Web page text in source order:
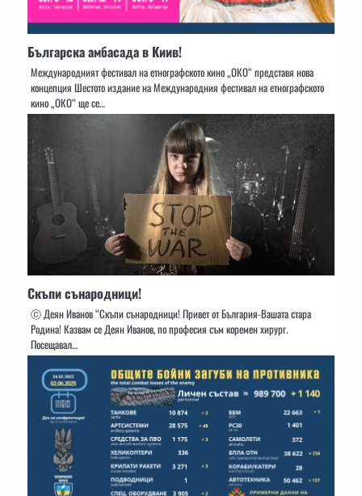
Българска амбасада в Киив!
Международният фестивал на етнографското кино „ОКО“ представя нова
концепция Шестото издание на Международния фестивал на етнографското
кино „ОКО“ ще се…
Скъпи сънародници!
ⓒ Деян Иванов “Скъпи сънародници! Привет от България-Вашата стара
Родина! Казвам се Деян Иванов, по професия съм коремен хирург.
Посещавал…